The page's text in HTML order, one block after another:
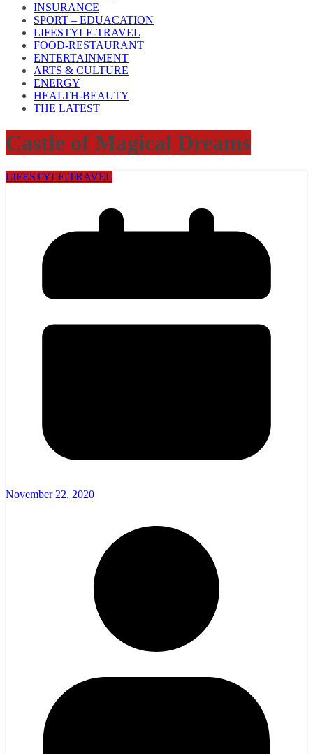
INSURANCE
SPORT – EDUACATION
LIFESTYLE​-TRAVEL​
FOOD-RESTAURANT
ENTERTAINMENT
ARTS & CULTURE
ENERGY
HEALTH​-BEAUTY
THE LATEST
Castle of Magical Dreams
LIFESTYLE​-TRAVEL​
November 22, 2020